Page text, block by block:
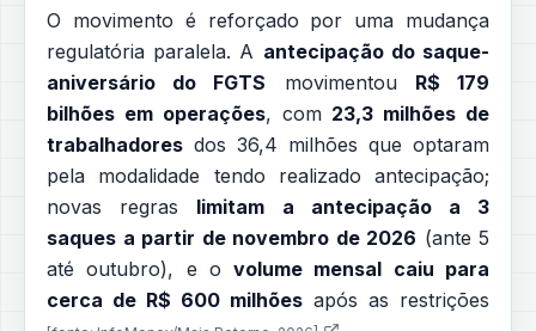
O movimento é reforçado por uma mudança
regulatória paralela. A antecipação do saque-
aniversário do FGTS movimentou R$ 179
bilhões em operações, com 23,3 milhões de
trabalhadores dos 36,4 milhões que optaram
pela modalidade tendo realizado antecipação;
novas regras limitam a antecipação a 3
saques a partir de novembro de 2026 (ante 5
até outubro), e ovolume mensal caiu para
cerca de R$ 600 milhões após as restrições